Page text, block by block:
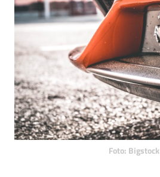
Foto: Bigstock